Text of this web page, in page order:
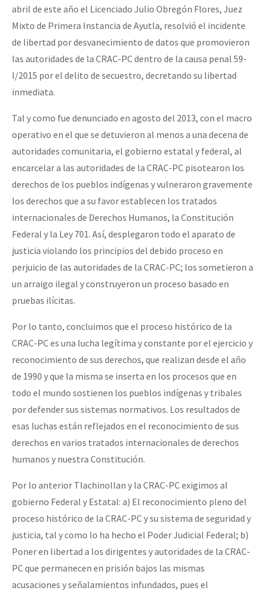
abril de este año el Licenciado Julio Obregón Flores, Juez
Mixto de Primera Instancia de Ayutla, resolvió el incidente
de libertad por desvanecimiento de datos que promovieron
las autoridades de la CRAC-PC dentro de la causa penal 59-
I/2015 por el delito de secuestro, decretando su libertad
inmediata.
Tal y como fue denunciado en agosto del 2013, con el macro
operativo en el que se detuvieron al menos a una decena de
autoridades comunitaria, el gobierno estatal y federal, al
encarcelar a las autoridades de la CRAC-PC pisotearon los
derechos de los pueblos indígenas y vulneraron gravemente
los derechos que a su favor establecen los tratados
internacionales de Derechos Humanos, la Constitución
Federal y la Ley 701. Así, desplegaron todo el aparato de
justicia violando los principios del debido proceso en
perjuicio de las autoridades de la CRAC-PC; los sometieron a
un arraigo ilegal y construyeron un proceso basado en
pruebas ilícitas.
Por lo tanto, concluimos que el proceso histórico de la
CRAC-PC es una lucha legítima y constante por el ejercicio y
reconocimiento de sus derechos, que realizan desde el año
de 1990 y que la misma se inserta en los procesos que en
todo el mundo sostienen los pueblos indígenas y tribales
por defender sus sistemas normativos. Los resultados de
esas luchas están reflejados en el reconocimiento de sus
derechos en varios tratados internacionales de derechos
humanos y nuestra Constitución.
Por lo anterior Tlachinollan y la CRAC-PC exigimos al
gobierno Federal y Estatal: a) El reconocimiento pleno del
proceso histórico de la CRAC-PC y su sistema de seguridad y
justicia, tal y como lo ha hecho el Poder Judicial Federal; b)
Poner en libertad a los dirigentes y autoridades de la CRAC-
PC que permanecen en prisión bajos las mismas
acusaciones y señalamientos infundados, pues el